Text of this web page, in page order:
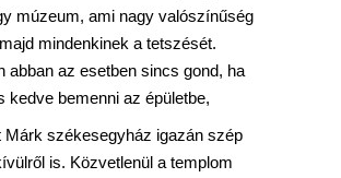
múzeum, ami nagy valószínűség
mindenkinek a tetszését.
abban az esetben sincs gond, ha
kedve bemenni az épületbe,
Márk székesegyház igazán szép
is. Közvetlenül a templom